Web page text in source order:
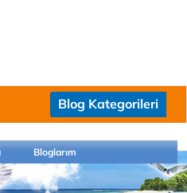
Blog Kategorileri
Bloglarım